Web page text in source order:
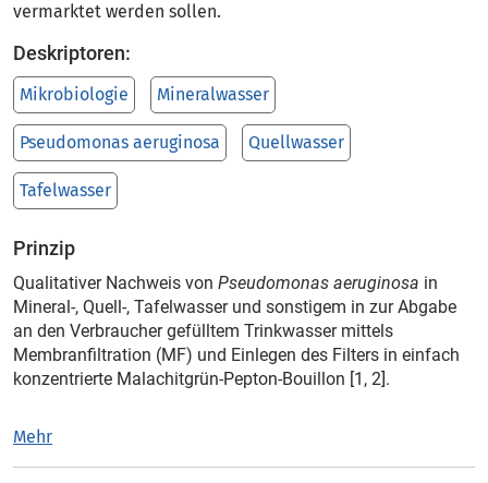
vermarktet werden sollen.
Deskriptoren:
Mikrobiologie Mineralwasser
Pseudomonas aeruginosa Quellwasser
Tafelwasser
Prinzip
Qualitativer Nachweis von Pseudomonas aeruginosa in
Mineral-, Quell-, Tafelwasser und sonstigem in zur Abgabe
an den Verbraucher gefülltem Trinkwasser mittels
Membranfiltration (MF) und Einlegen des Filters in einfach
konzentrierte Malachitgrün-Pepton-Bouillon [1, 2].
Mehr